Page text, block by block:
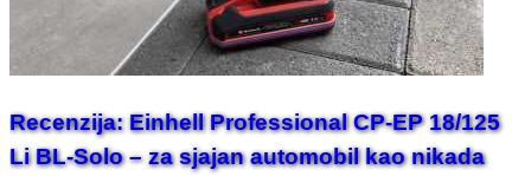
Recenzija: Einhell Professional CP-EP 18/125
Li BL-Solo – za sjajan automobil kao nikada